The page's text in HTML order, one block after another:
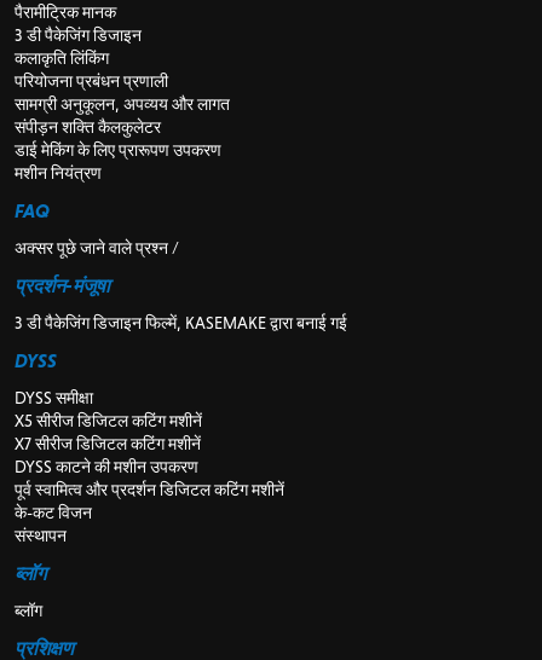
पैरामीट्रिक मानक
3 डी पैकेजिंग डिजाइन
कलाकृति लिंकिंग
परियोजना प्रबंधन प्रणाली
सामग्री अनुकूलन, अपव्यय और लागत
संपीड़न शक्ति कैलकुलेटर
डाई मेकिंग के लिए प्रारूपण उपकरण
मशीन नियंत्रण
FAQ
अक्सर पूछे जाने वाले प्रश्न /
प्रदर्शन-मंजूषा
3 डी पैकेजिंग डिजाइन फिल्में, KASEMAKE द्वारा बनाई गई
DYSS
DYSS समीक्षा
X5 सीरीज डिजिटल कटिंग मशीनें
X7 सीरीज डिजिटल कटिंग मशीनें
DYSS काटने की मशीन उपकरण
पूर्व स्वामित्व और प्रदर्शन डिजिटल कटिंग मशीनें
के-कट विजन
संस्थापन
ब्लॉग
ब्लॉग
प्रशिक्षण